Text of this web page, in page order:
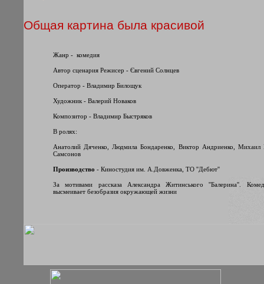
Общая картина была красивой
Жанр - комедия
Автор сценария Режисер - Євгений Солнцев
Оператор - Владимир Билощук
Художник - Валерий Новаков
Композитор - Владимир Быстряков
В ролях:
Анатолий Дяченко, Людмила Бондаренко, Виктор Андриенко,
Самсонов
Производство - Киностудия им. А.Довженка, ТО ''Дебют''
За мотивами рассказа Александра Житинського ''Балерина''.
высмеивает безобразия окружающей жизни